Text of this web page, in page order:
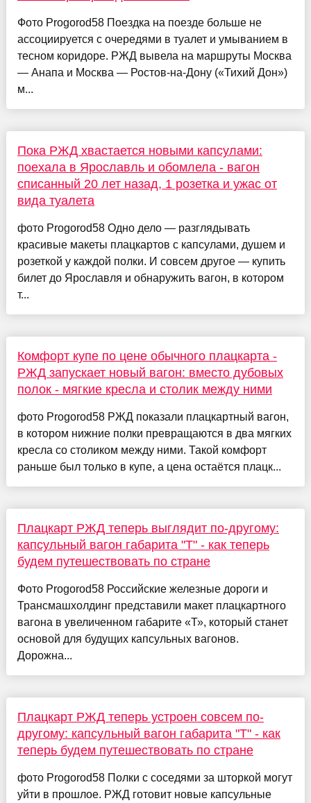
Фото Progorod58 Поездка на поезде больше не
ассоциируется с очередями в туалет и умыванием в
тесном коридоре. РЖД вывела на маршруты Москва
— Анапа и Москва — Ростов-на-Дону («Тихий Дон»)
м...
Пока РЖД хвастается новыми капсулами:
поехала в Ярославль и обомлела - вагон
списанный 20 лет назад, 1 розетка и ужас от
вида туалета
фото Progorod58 Одно дело — разглядывать
красивые макеты плацкартов с капсулами, душем и
розеткой у каждой полки. И совсем другое — купить
билет до Ярославля и обнаружить вагон, в котором
т...
Комфорт купе по цене обычного плацкарта -
РЖД запускает новый вагон: вместо дубовых
полок - мягкие кресла и столик между ними
фото Progorod58 РЖД показали плацкартный вагон,
в котором нижние полки превращаются в два мягких
кресла со столиком между ними. Такой комфорт
раньше был только в купе, а цена остаётся плацк...
Плацкарт РЖД теперь выглядит по-другому:
капсульный вагон габарита "Т" - как теперь
будем путешествовать по стране
Фото Progorod58 Российские железные дороги и
Трансмашхолдинг представили макет плацкартного
вагона в увеличенном габарите «Т», который станет
основой для будущих капсульных вагонов.
Дорожна...
Плацкарт РЖД теперь устроен совсем по-
другому: капсульный вагон габарита "Т" - как
теперь будем путешествовать по стране
фото Progorod58 Полки с соседями за шторкой могут
уйти в прошлое. РЖД готовит новые капсульные